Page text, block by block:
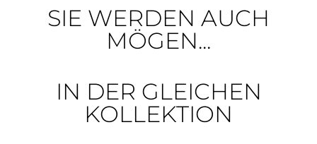
SIE WERDEN AUCH
MÖGEN...
IN DER GLEICHEN
KOLLEKTION